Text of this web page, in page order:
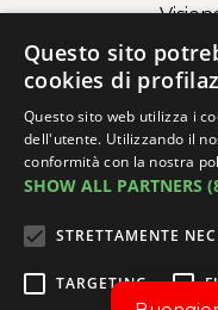
Via dei
info@issm.it|
Questo sito
cookies di
Questo sito web utilizza i
dell'utente. Utilizzando il
conformità con la nostra
SHOW ALL PARTNERS
STRETTAMENTE
TARGETING